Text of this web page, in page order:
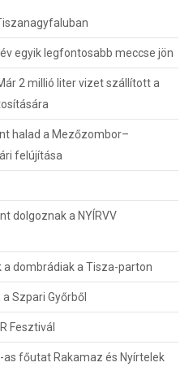
egyik legfontosabb meccse jön
2 millió liter vizet szállított a
halad a Mezőzombor–
felújítása
dolgoznak a NYÍRVV
a dombrádiak a Tisza-parton
Szpari Győrből
Fesztivál
főutat Rakamaz és Nyírtelek